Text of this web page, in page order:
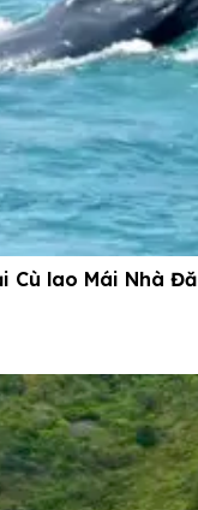
Cù lao Mái Nhà